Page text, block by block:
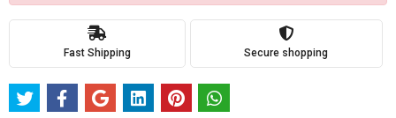
Fast Shipping Secure shopping